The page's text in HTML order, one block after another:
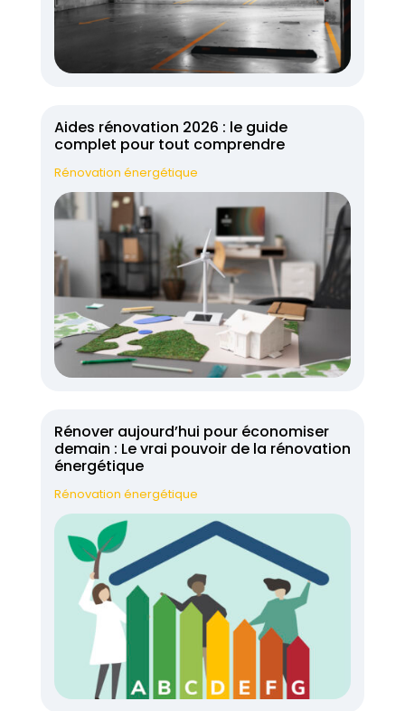
Aides rénovation 2026 : le guide
complet pour tout comprendre
Rénovation énergétique
Rénover aujourd’hui pour économiser
demain : Le vrai pouvoir de la rénovation
énergétique
Rénovation énergétique